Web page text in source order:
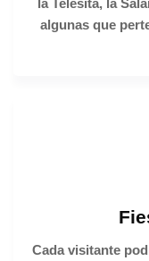
la Telesita, la
algunas que
Cada visitante